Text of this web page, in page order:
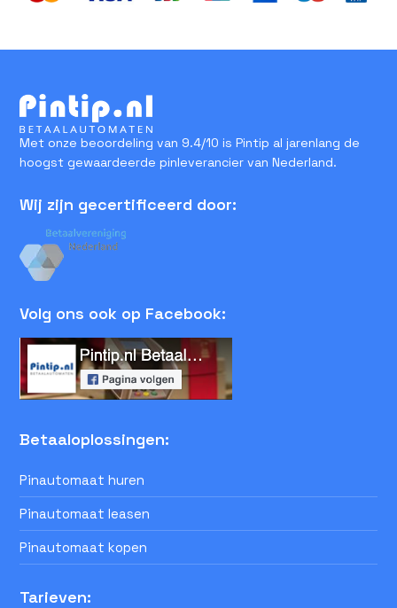
Met onze beoordeling van 9.4/10 is Pintip al jarenlang de
hoogst gewaardeerde pinleverancier van Nederland.
Wij zijn gecertificeerd door:
Volg ons ook op Facebook:
Betaaloplossingen:
Pinautomaat huren
Pinautomaat leasen
Pinautomaat kopen
Tarieven: